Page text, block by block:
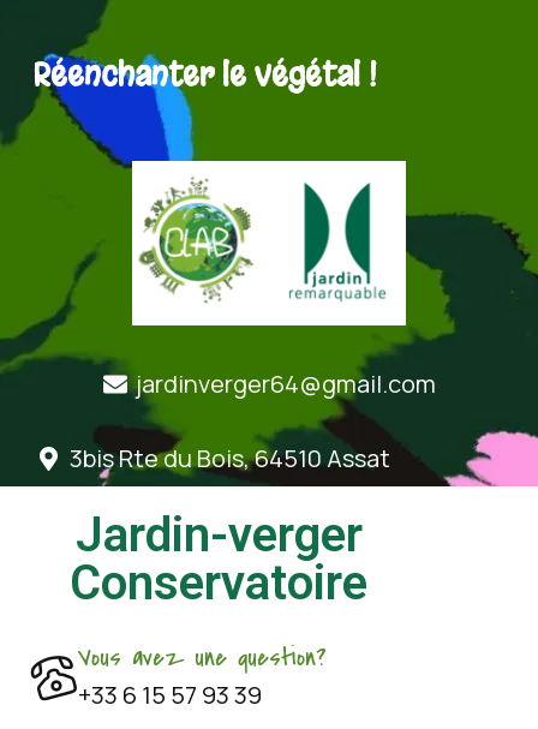
Réenchanter le végétal !
jardinverger64@gmail.com
3bis Rte du Bois, 64510 Assat
Jardin-verger
Conservatoire
Vous avez une question?
+33 6 15 57 93 39